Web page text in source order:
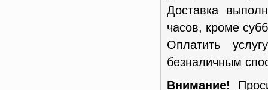
Доставка
часов, кроме
Оплатить
безналичным
Внимание!